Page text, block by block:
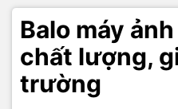
Balo máy
chất lượng,
trường